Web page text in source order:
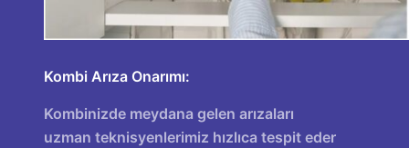
Kombi Arıza Onarımı:
Kombinizde meydana gelen arızaları
uzman teknisyenlerimiz hızlıca tespit eder